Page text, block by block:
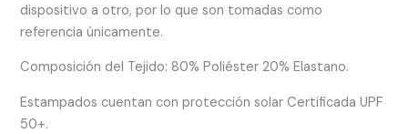
dispositivo a otro, por lo que son tomadas como
referencia únicamente.
Composición del Tejido: 80% Poliéster 20% Elastano.
Estampados cuentan con protección solar Certificada UPF
50+.